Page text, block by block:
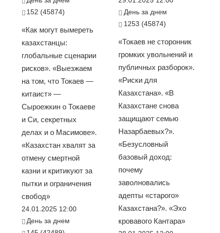
152 (45874)
«Как могут вымереть
казахстанцы:
глобальные сценарии
рисков». «Выезжаем
на том, что Токаев —
китаист» —
Сыроежкин о Токаеве
и Си, секретных
делах и о Масимове».
«Казахстан хвалят за
отмену смертной
казни и критикуют за
пытки и ограничения
свобод»
24.01.2025 12:00
День за днем
День за днем
1253 (45874)
«Токаев не сторонник
громких увольнений и
публичных разборок».
«Риски для
Казахстана». «В
Казахстане снова
защищают семью
Назарбаевых?».
«Безусловный
базовый доход:
почему
заволновались
адепты «старого»
Казахстана?». «Эхо
кровавого Кантара»